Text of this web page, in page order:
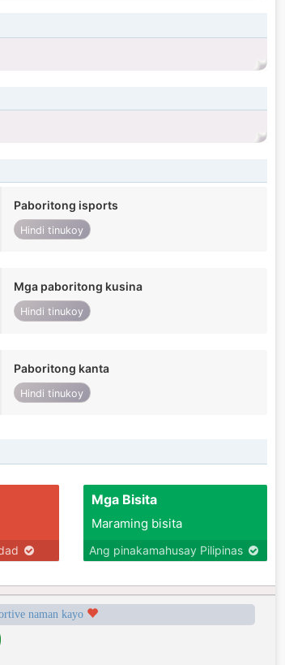
Paboritong isports
Hindi tinukoy
Mga paboritong kusina
Hindi tinukoy
Paboritong kanta
Hindi tinukoy
Mga Bisita
Maraming bisita
Ang pinakamahusay Pilipinas
naman kayo